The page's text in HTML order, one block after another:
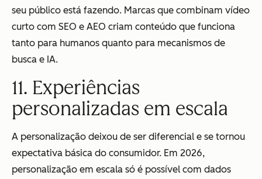
seu público está fazendo. Marcas que combinam vídeo
curto com SEO e AEO criam conteúdo que funciona
tanto para humanos quanto para mecanismos de
busca e IA.
11. Experiências
personalizadas em escala
A personalização deixou de ser diferencial e se tornou
expectativa básica do consumidor. Em 2026,
personalização em escala só é possível com dados